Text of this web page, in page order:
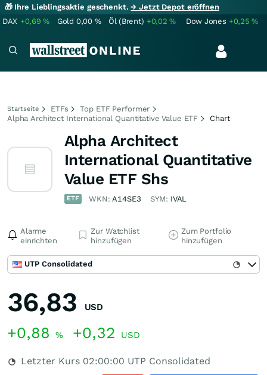
🎁 Ihre Lieblingsaktie geschenkt.→ Jetzt Depot eröffnen
DAX +0,69% Gold 0,00 % Öl (Brent) +0,02% Dow Jones +0,25%
Startseite ETFs
Top ETF Performer
Alpha Architect International Quantitative Value ETF
Chart
Alpha Architect
International Quantitative
Value ETF Shs
ETF WKN:A14SE3 SYM: IVAL
Alarme
einrichten
Zur Watchlist
hinzufügen
Zum Portfolio
hinzufügen
UTP Consolidated
36,83 USD
+0,88 % +0,32 USD
Letzter Kurs 02:00:00 UTP Consolidated